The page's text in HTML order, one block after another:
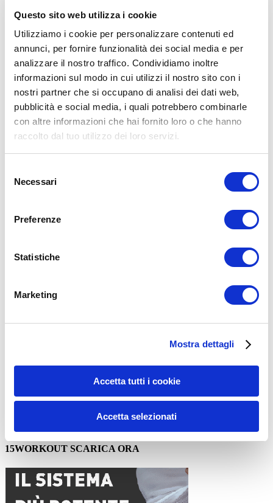
Questo sito web utilizza i cookie
Utilizziamo i cookie per personalizzare contenuti ed
annunci, per fornire funzionalità dei social media e per
analizzare il nostro traffico. Condividiamo inoltre
informazioni sul modo in cui utilizzi il nostro sito con i
nostri partner che si occupano di analisi dei dati web,
pubblicità e social media, i quali potrebbero combinarle
con altre informazioni che hai fornito loro o che hanno
raccolto dal tuo utilizzo dei loro servizi.
delNecessari
Preferenze
Statistiche
Marketing
Mostra dettagli
Accetta tutti i cookie
Accetta selezionati
Avvertenze: le informazioni contenute in questi video non intendono
sostituirsi in nessun modo a parere medico o di altri specialisti.
L’autore declina ogni responsabilità di effetti o di conseguenze
risultanti dall’uso di tali informazioni e dalla loro messa in pratica.
L’allenamento con sovraccarichi, a corpo libero, con i kettlebell, con
il trx, e con altri attrezzi può causare infortuni, si consiglia pertanto
di prestare la massima attenzione e di eseguire esercizi e
medico di fiducia prima di intraprendere qualsiasi forma di attività
fisica o regime alimentare.
Condividi:
X
Commento*
Sito web
15WORKOUT SCARICA ORA